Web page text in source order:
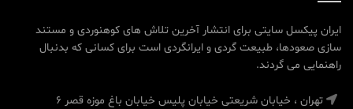
ایران پیکسل سایتی برای انتشار آخرین تلاش های کوهنوردی و مستند
سازی صعودها، طبیعت گردی و ایرانگردی است برای کسانی که بدنبال
راهنمایی می گردند.
تهران ، خیابان شریعتی خیابان پلیس خیابان باغ موزه قصر 6